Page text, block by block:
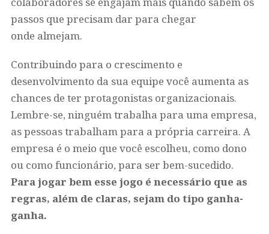
passos que precisam dar para chegar
onde almejam.
Contribuindo para o crescimento e
desenvolvimento da sua equipe você aumenta as
chances de ter protagonistas organizacionais.
Lembre-se, ninguém trabalha para uma empresa,
as pessoas trabalham para a própria carreira. A
empresa é o meio que você escolheu, como dono
ou como funcionário, para ser bem-sucedido.
Para jogar bem esse jogo é necessário que as
regras, além de claras, sejam do tipo ganha-
ganha.